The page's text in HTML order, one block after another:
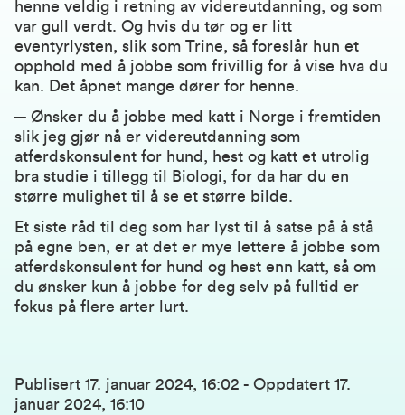
henne veldig i retning av videreutdanning, og som
var gull verdt. Og hvis du tør og er litt
eventyrlysten, slik som Trine, så foreslår hun et
opphold med å jobbe som frivillig for å vise hva du
kan. Det åpnet mange dører for henne.
─ Ønsker du å jobbe med katt i Norge i fremtiden
slik jeg gjør nå er videreutdanning som
atferdskonsulent for hund, hest og katt et utrolig
bra studie i tillegg til Biologi, for da har du en
større mulighet til å se et større bilde.
Et siste råd til deg som har lyst til å satse på å stå
på egne ben, er at det er mye lettere å jobbe som
atferdskonsulent for hund og hest enn katt, så om
du ønsker kun å jobbe for deg selv på fulltid er
fokus på flere arter lurt.
Publisert 17. januar 2024, 16:02 - Oppdatert 17.
januar 2024, 16:10